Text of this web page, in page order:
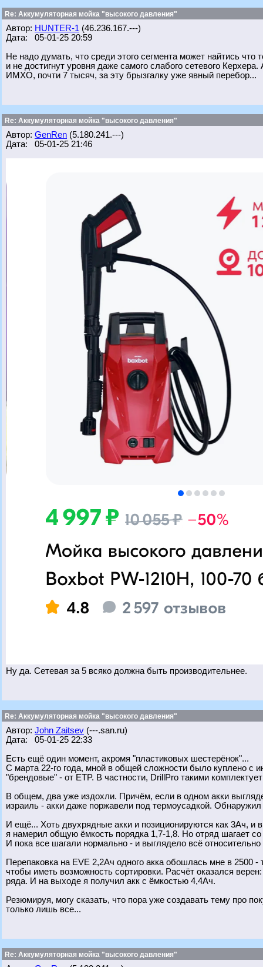
Re: Аккумуляторная мойка "высокого давления"
Автор: HUNTER-1 (46.236.167.---)
Дата: 05-01-25 20:59
Не надо думать, что среди этого сегмента может найтись
и не достигнут уровня даже самого слабого сетевого
ИМХО, почти 7 тысяч, за эту брызгалку уже явный перебор...
Re: Аккумуляторная мойка "высокого давления"
Автор: GenRen (5.180.241.---)
Дата: 05-01-25 21:46
Ну да. Сетевая за 5 всяко должна быть производительнее.
Re: Аккумуляторная мойка "высокого давления"
Автор: John Zaitsev (---.san.ru)
Дата: 05-01-25 22:33
Есть ещё один момент, акромя "пластиковых шестерёнок"...
С марта 22-го года, мной в общей сложности было куплено с
"брендовые" - от ETP. В частности, DrillPro такими
В общем, два уже издохли. Причём, если в одном акки
израиль - акки даже поржавели под термоусадкой.
И ещё... Хоть двухрядные акки и позиционируются как 3Ач, и
я намерил общую ёмкость порядка 1,7-1,8. Но отряд шагает
И пока все шагали нормально - и выглядело всё
Перепаковка на EVE 2,2Ач одного акка обошлась мне в 2500
чтобы иметь возможность сортировки. Расчёт оказался
ряда. И на выходе я получил акк с ёмкостью 4,4Ач.
Резюмируя, могу сказать, что пора уже создавать тему про
только лишь все...
Re: Аккумуляторная мойка "высокого давления"